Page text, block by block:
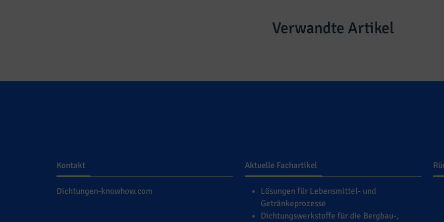
Verwandte Artikel
Kontakt
Dichtungen-knowhow.com
Aktuelle Fachartikel
Lösungen für Lebensmittel- und
Getränkeprozesse
Dichtungswerkstoffe für die Bergbau-,